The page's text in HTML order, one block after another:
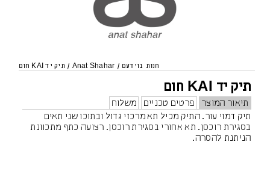
חנות בוידעם /
Anat Shahar
/ תיק יד KAI חום
תיק יד KAI חום
תיאור המוצר פרטים טכניים
משלוח
תיק דמוי עור. התיק מכיל תא מרכזי גדול ובתוכו שני תאים
בסגירת רוכסן. תא אחורי בסגירת רוכסן. רצועה כתף מתכוונת
הניתנת להסרה.